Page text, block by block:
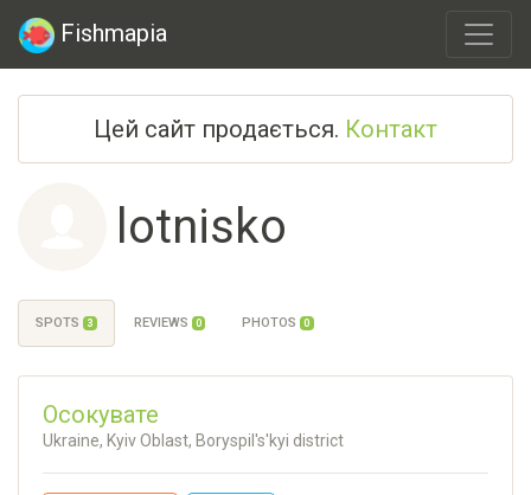
Fishmapia
Цей сайт продається. Контакт
lotnisko
SPOTS 3 REVIEWS 0 PHOTOS 0
Осокувате
Ukraine, Kyiv Oblast, Boryspil's'kyi district